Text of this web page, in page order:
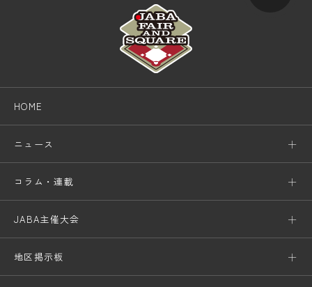
HOME
ニュース
コラム・連載
JABA主催大会
地区掲示板